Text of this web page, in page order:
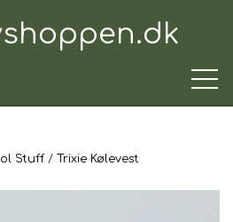
Stuff Trixie Kølevest